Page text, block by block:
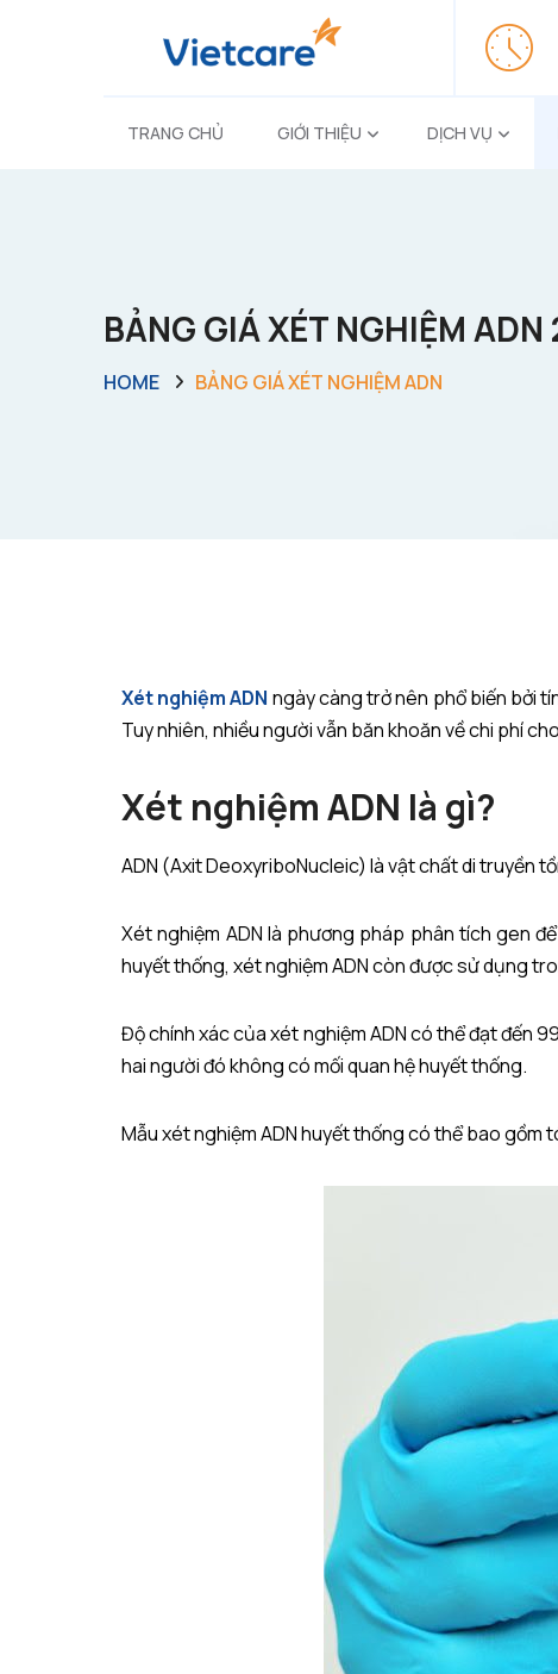
TRANG CHỦ GIỚI THIỆU DỊCH VỤ
BẢNG GIÁ XÉT NGHIỆM
HOME BẢNG GIÁ XÉT NGHIỆM ADN
Xét nghiệm ADN ngày càng trở nên phổ biến bởi
Tuy nhiên, nhiều người vẫn băn khoăn về chi phí
Xét nghiệm ADN là gì?
ADN (Axit DeoxyriboNucleic) là vật chất di truyền
Xét nghiệm ADN là phương pháp phân tích gen
huyết thống, xét nghiệm ADN còn được sử dụng
Độ chính xác của xét nghiệm ADN có thể đạt đến
hai người đó không có mối quan hệ huyết thống.
Mẫu xét nghiệm ADN huyết thống có thể bao gồm